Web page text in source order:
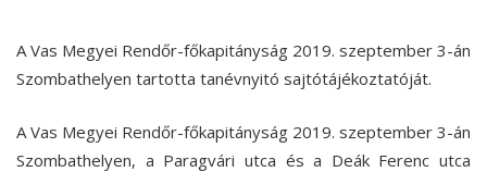
A Vas Megyei Rendőr-főkapitányság 2019. szeptember 3-án
Szombathelyen tartotta tanévnyitó sajtótájékoztatóját.
A Vas Megyei Rendőr-főkapitányság 2019. szeptember 3-án
Szombathelyen, a Paragvári utca és a Deák Ferenc utca